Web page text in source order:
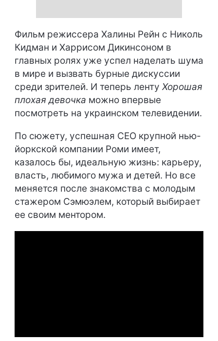
Фильм режиссера Халины Рейн с Николь
Кидман и Харрисом Дикинсоном в
главных ролях уже успел наделать шума
в мире и вызвать бурные дискуссии
среди зрителей. И теперь ленту Хорошая
плохая девочка можно впервые
посмотреть на украинском телевидении.
По сюжету, успешная CEO крупной нью-
йоркской компании Роми имеет,
казалось бы, идеальную жизнь: карьеру,
власть, любимого мужа и детей. Но все
меняется после знакомства с молодым
стажером Сэмюэлем, который выбирает
ее своим ментором.